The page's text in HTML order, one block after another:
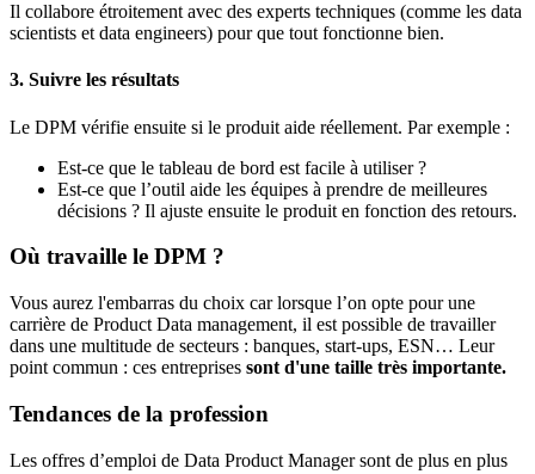
Il collabore étroitement avec des experts techniques (comme les data
scientists et data engineers) pour que tout fonctionne bien.
3. Suivre les résultats
Le DPM vérifie ensuite si le produit aide réellement. Par exemple :
Est-ce que le tableau de bord est facile à utiliser ?
Est-ce que l’outil aide les équipes à prendre de meilleures
décisions ? Il ajuste ensuite le produit en fonction des retours.
Où travaille le DPM ?
Vous aurez l'embarras du choix car lorsque l’on opte pour une
carrière de Product Data management, il est possible de travailler
dans une multitude de secteurs : banques, start-ups, ESN… Leur
point commun : ces entreprises sont d'une taille très importante.
Tendances de la profession
Les offres d’emploi de Data Product Manager sont de plus en plus